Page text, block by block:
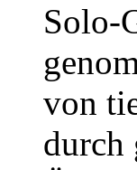
Solo-
von
durch